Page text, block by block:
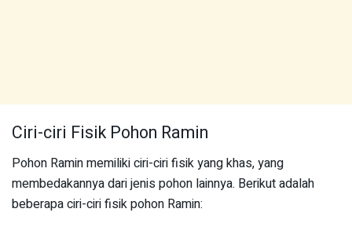
Ciri-ciri Fisik Pohon Ramin
Pohon Ramin memiliki ciri-ciri fisik yang khas, yang
membedakannya dari jenis pohon lainnya. Berikut adalah
beberapa ciri-ciri fisik pohon Ramin: